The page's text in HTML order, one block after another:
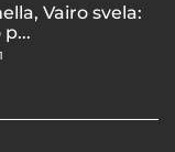
Vairo svela:
p...